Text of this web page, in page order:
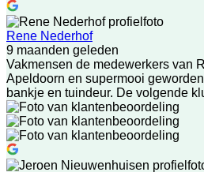
Rene Nederhof
9 maanden geleden
Vakmensen de medewerkers van
Apeldoorn en supermooi
bankje en tuindeur. De volgende